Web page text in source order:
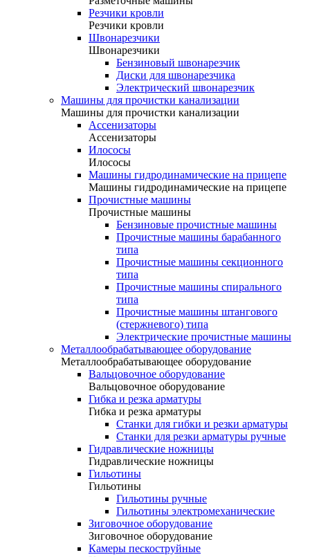
Резчики кровли
Резчики кровли
Швонарезчики
Швонарезчики
Бензиновый швонарезчик
Диски для швонарезчика
Электрический швонарезчик
Машины для прочистки канализации
Машины для прочистки канализации
Ассенизаторы
Ассенизаторы
Илососы
Илососы
Машины гидродинамические на прицепе
Машины гидродинамические на прицепе
Прочистные машины
Прочистные машины
Бензиновые прочистные машины
Прочистные машины барабанного
типа
Прочистные машины секционного
типа
Прочистные машины спирального
типа
Прочистные машины штангового
(стержневого) типа
Электрические прочистные машины
Металлообрабатывающее оборудование
Металлообрабатывающее оборудование
Вальцовочное оборудование
Вальцовочное оборудование
Гибка и резка арматуры
Гибка и резка арматуры
Станки для гибки и резки арматуры
Станки для резки арматуры ручные
Гидравлические ножницы
Гидравлические ножницы
Гильотины
Гильотины
Гильотины ручные
Гильотины электромеханические
Зиговочное оборудование
Зиговочное оборудование
Камеры пескоструйные